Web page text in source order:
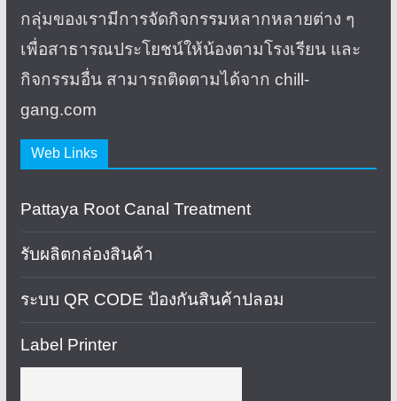
กลุ่มของเรามีการจัดกิจกรรมหลากหลายต่าง ๆ
เพื่อสาธารณประโยชน์ให้น้องตามโรงเรียน และ
กิจกรรมอื่น สามารถติดตามได้จาก chill-
gang.com
Web Links
Pattaya Root Canal Treatment
รับผลิตกล่องสินค้า
ระบบ QR CODE ป้องกันสินค้าปลอม
Label Printer